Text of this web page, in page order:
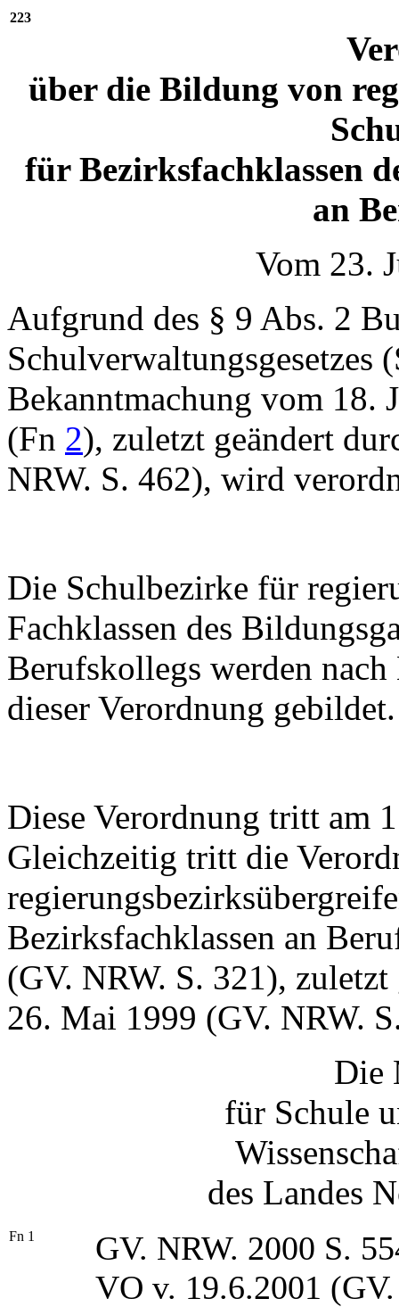
223
über die Bildung von
für Bezirksfachklassen
an
Vom 23.
Aufgrund des § 9 Abs. 2
Schulverwaltungsgesetzes
Bekanntmachung vom 18.
(Fn 2), zuletzt geändert
NRW. S. 462), wird
Die Schulbezirke für
Fachklassen des
Berufskollegs werden
dieser Verordnung gebildet.
Diese Verordnung tritt am
Gleichzeitig tritt die
Bezirksfachklassen an
(GV. NRW. S. 321),
26. Mai 1999 (GV. NRW.
Die
für Schule
des Landes
Fn 1
GV. NRW. 2000 S.
VO v. 19.6.2001